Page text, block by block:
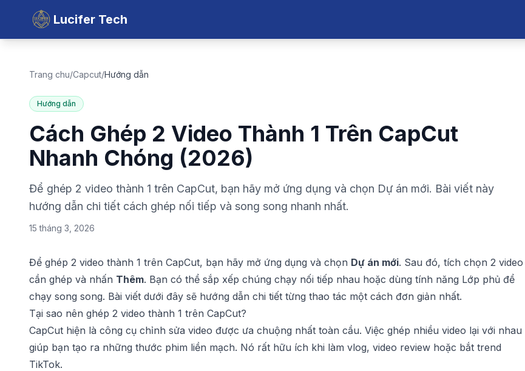
Lucifer Tech
Trang chu/Capcut/Hướng dẫn
Hướng dẫn
Cách Ghép 2 Video Thành 1 Trên CapCut
Nhanh Chóng (2026)
Để ghép 2 video thành 1 trên CapCut, bạn hãy mở ứng dụng và chọn Dự án mới. Bài viết này
hướng dẫn chi tiết cách ghép nối tiếp và song song nhanh nhất.
15 tháng 3, 2026
Để ghép 2 video thành 1 trên CapCut, bạn hãy mở ứng dụng và chọn Dự án mới. Sau đó, tích chọn 2 video
cần ghép và nhấn Thêm. Bạn có thể sắp xếp chúng chạy nối tiếp nhau hoặc dùng tính năng Lớp phủ để
chạy song song. Bài viết dưới đây sẽ hướng dẫn chi tiết từng thao tác một cách đơn giản nhất.
Tại sao nên ghép 2 video thành 1 trên CapCut?
CapCut hiện là công cụ chỉnh sửa video được ưa chuộng nhất toàn cầu. Việc ghép nhiều video lại với nhau
giúp bạn tạo ra những thước phim liền mạch. Nó rất hữu ích khi làm vlog, video review hoặc bắt trend
TikTok.